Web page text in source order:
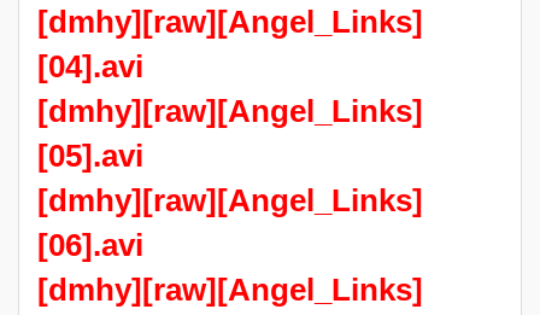
[dmhy][raw][Angel_Links]
[04].avi
[dmhy][raw][Angel_Links]
[05].avi
[dmhy][raw][Angel_Links]
[06].avi
[dmhy][raw][Angel_Links]